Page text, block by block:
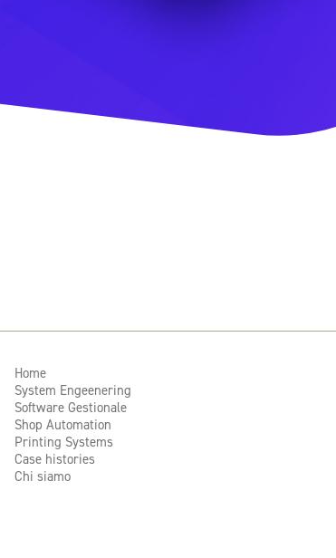
Home
System Engeenering
Software Gestionale
Shop Automation
Printing Systems
Case histories
Chi siamo